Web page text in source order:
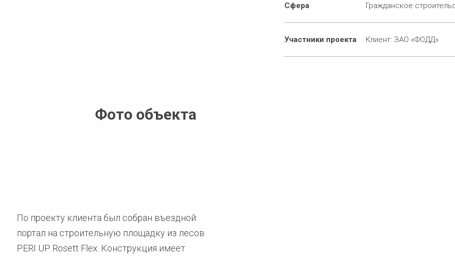
Сфера Гражданское
Участники проекта Клиент: ЗАО «ФОДД»
Фото объекта
По проекту клиента был собран въездной
портал на строительную площадку из лесов
PERI UP Rosett Flex. Конструкция имеет